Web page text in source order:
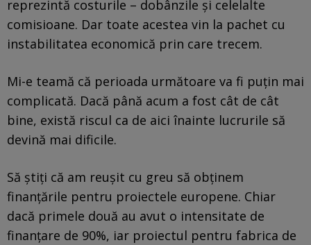
reprezintă costurile – dobânzile și celelalte
comisioane. Dar toate acestea vin la pachet cu
instabilitatea economică prin care trecem.
Mi-e teamă că perioada următoare va fi puțin mai
complicată. Dacă până acum a fost cât de cât
bine, există riscul ca de aici înainte lucrurile să
devină mai dificile.
Să știți că am reușit cu greu să obținem
finanțările pentru proiectele europene. Chiar
dacă primele două au avut o intensitate de
finanțare de 90%, iar proiectul pentru fabrica de